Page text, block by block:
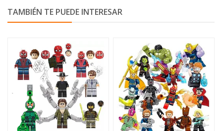
TAMBIÉN TE PUEDE INTERESAR